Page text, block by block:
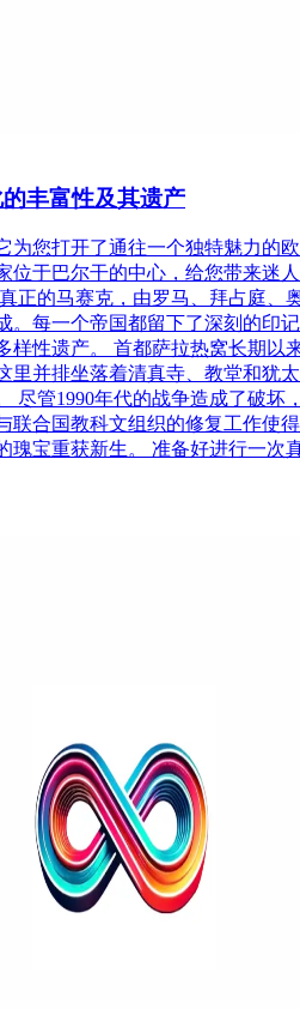
丰富性及其遗产
为您打开了通往一个独特魅力的
位于巴尔干的中心，给您带来迷
正的马赛克，由罗马、拜占庭、
。每一个帝国都留下了深刻的印
样性遗产。 首都萨拉热窝长期以
里并排坐落着清真寺、教堂和犹
尽管1990年代的战争造成了破坏
联合国教科文组织的修复工作使
瑰宝重获新生。 准备好进行一次